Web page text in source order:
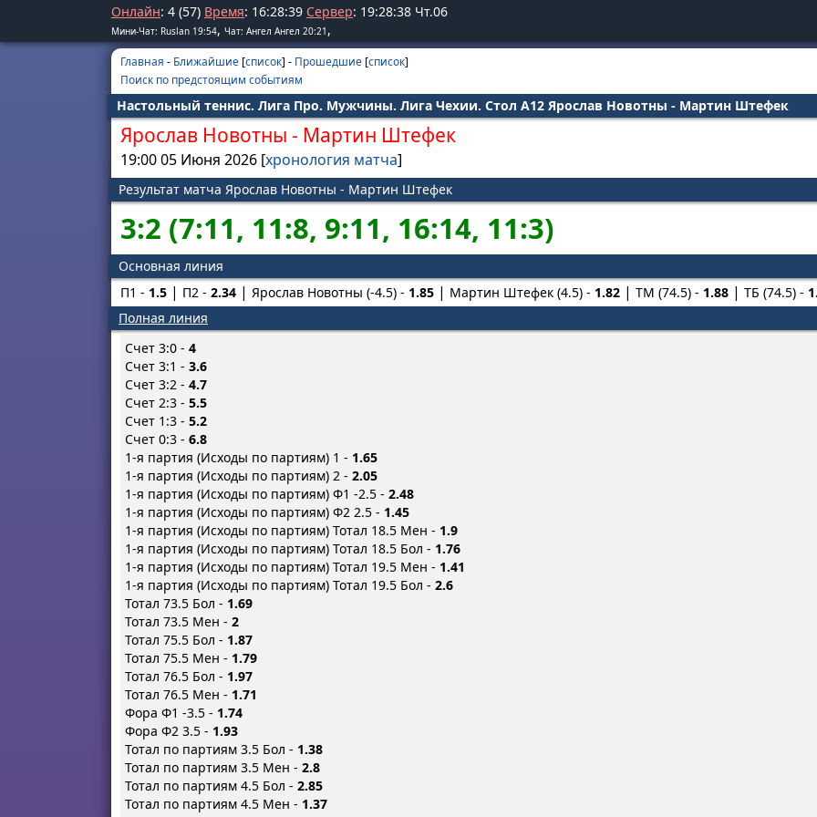
Онлайн: 4 (57) Время: 16:28:39 Сервер: 19:28:38 Чт.06
Мини-Чат: Ruslan 19:54, Чат: Ангел Ангел 20:21 ,
Главная - Ближайшие [список] - Прошедшие [список]
Поиск по предстоящим событиям
Настольный теннис. Лига Про. Мужчины. Лига Чехии. Стол А12 Ярослав Новотны - Мартин Штефек
Ярослав Новотны - Мартин Штефек
19:00 05 Июня 2026 [хронология матча]
Результат матча Ярослав Новотны - Мартин Штефек
3:2 (7:11, 11:8, 9:11, 16:14, 11:3)
Основная линия
П1 - 1.5 П2 - 2.34 Ярослав Новотны (-4.5) - 1.85 Мартин Штефек (4.5) - 1.82 ТМ (74.5) - 1.88 ТБ (74.5) -
Полная линия
Счет 3:0 - 4
Счет 3:1 - 3.6
Счет 3:2 - 4.7
Счет 2:3 - 5.5
Счет 1:3 - 5.2
Счет 0:3 - 6.8
1-я партия (Исходы по партиям) 1 - 1.65
1-я партия (Исходы по партиям) 2 - 2.05
1-я партия (Исходы по партиям) Ф1 -2.5 - 2.48
1-я партия (Исходы по партиям) Ф2 2.5 - 1.45
1-я партия (Исходы по партиям) Тотал 18.5 Мен - 1.9
1-я партия (Исходы по партиям) Тотал 18.5 Бол - 1.76
1-я партия (Исходы по партиям) Тотал 19.5 Мен - 1.41
1-я партия (Исходы по партиям) Тотал 19.5 Бол - 2.6
Тотал 73.5 Бол - 1.69
Тотал 73.5 Мен - 2
Тотал 75.5 Бол - 1.87
Тотал 75.5 Мен - 1.79
Тотал 76.5 Бол - 1.97
Тотал 76.5 Мен - 1.71
Фора Ф1 -3.5 - 1.74
Фора Ф2 3.5 - 1.93
Тотал по партиям 3.5 Бол - 1.38
Тотал по партиям 3.5 Мен - 2.8
Тотал по партиям 4.5 Бол - 2.85
Тотал по партиям 4.5 Мен - 1.37